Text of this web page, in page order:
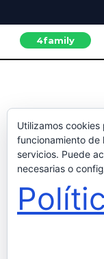
4family
Utilizamos
funcionamiento de
servicios. Puede
necesarias o